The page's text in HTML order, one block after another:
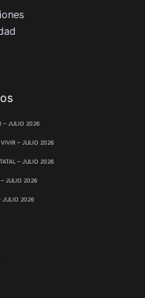
– JULIO 2026
VIVIR – JULIO 2026
– JULIO 2026
JULIO 2026
JULIO 2026